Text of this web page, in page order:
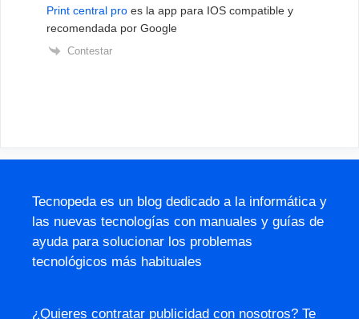
Print central pro es la app para IOS compatible y
recomendada por Google
Contestar
Tecnopeda es un blog dedicado a la informática y
las nuevas tecnologías con manuales y guías de
ayuda para solucionar los problemas
tecnológicos más habituales
¿Quieres contratar publicidad con nosotros? Te